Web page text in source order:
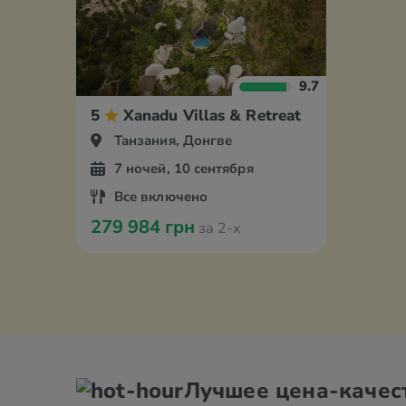
9.7
5 Xanadu Villas & Retreat
Танзания, Донгве
7 ночей, 10 сентября
Все включено
279 984 грн за 2-х
Лучшее цена-